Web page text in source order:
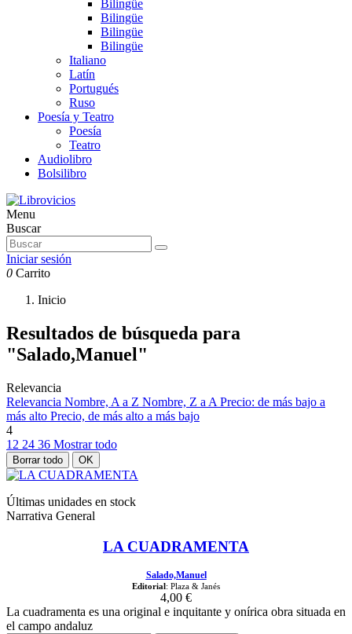
Bilingüe
Bilingüe
Bilingüe
Bilingüe
Italiano
Latín
Portugués
Ruso
Poesía y Teatro
Poesía
Teatro
Audiolibro
Bolsilibro
Menu
Buscar
Iniciar sesión
0 Carrito
Inicio
Resultados de búsqueda para
"Salado,Manuel"
Relevancia
Relevancia Nombre, A a Z Nombre, Z a A Precio: de más bajo a
más alto Precio, de más alto a más bajo
4
12 24 36 Mostrar todo
Borrar todo OK
Últimas unidades en stock
Narrativa General
LA CUADRAMENTA
Salado,Manuel
Editorial : Plaza & Janés
4,00 €
La cuadramenta es una original e inquitante y onírica obra situada en
el campo andaluz